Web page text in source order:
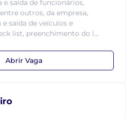
e saída de funcionários,
outros, da empresa,
saída de veículos e
list, preenchimento do l...
Abrir Vaga